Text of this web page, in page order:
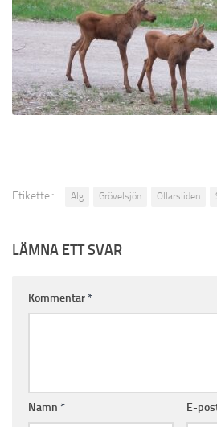
Etiketter: Älg Grövelsjön Ollarsliden
LÄMNA ETT SVAR
Kommentar *
Namn * E-